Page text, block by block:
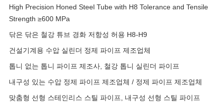
High Precision Honed Steel Tube with H8 Tolerance and Tensile
Strength ≥600 MPa
닦은 닦은 철강 튜브 경화 저항성 허용 H8-H9
건설기계용 수압 실린더 정제 파이프 제조업체
톱니 없는 톱니 파이프 제조사, 철강 톱니 실린더 파이프
내구성 있는 수압 정제 파이프 제조업체 / 정제 파이프 제조업체
맞춤형 선형 스테인리스 스틸 파이프, 내구성 선형 스틸 파이프